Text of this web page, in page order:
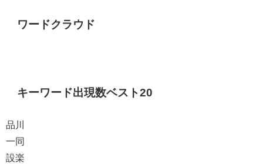
ワードクラウド
キーワード出現数ベスト20
品川
一同
設楽